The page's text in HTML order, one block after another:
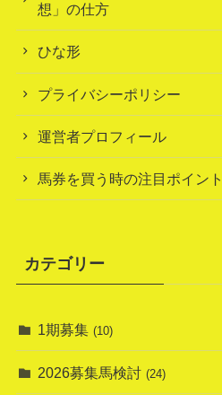
想」の仕方
ひな形
プライバシーポリシー
運営者プロフィール
馬券を買う時の注目ポイント
カテゴリー
1期募集 (10)
2026募集馬検討 (24)